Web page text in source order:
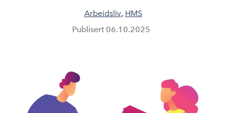
Arbeidsliv, HMS
Publisert 06.10.2025